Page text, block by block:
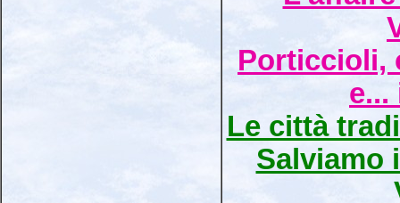
Porticcioli,
Le città
Salviamo